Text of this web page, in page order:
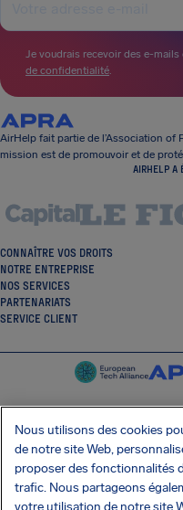
Je voudrais recevoir des e-mails
de confidentialité.
AirHelp fait partie de l’Association of
mission est de promouvoir et de
AIRHELP A
CONNAÎTRE VOS DROITS
NOTRE ENTREPRISE
NOS SERVICES
PARTENARIATS
SERVICE CLIENT
OBTENEZ
Nous utilisons des cookies
de notre site Web,
proposer des fonctionnalités
trafic. Nous partageons
votre utilisation de notre site